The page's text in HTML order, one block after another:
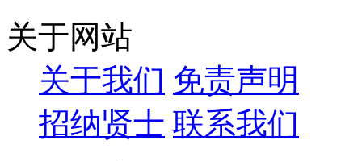
关于网站
关于我们 免责声明
招纳贤士 联系我们